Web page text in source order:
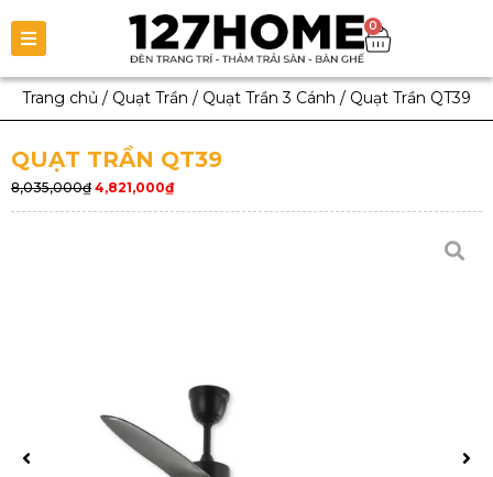
0
Trang chủ / Quạt Trần / Quạt Trần 3 Cánh / Quạt Trần QT39
QUẠT TRẦN QT39
8,035,000₫ 4,821,000₫